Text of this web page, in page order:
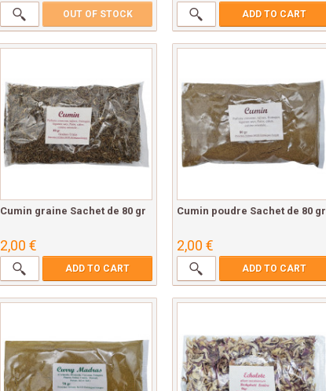
OUT OF STOCK ADD TO CART
Cumin graine Sachet de 80 gr
2,00 €
ADD TO CART
Cumin poudre Sachet de 80 gr
2,00 €
ADD TO CART